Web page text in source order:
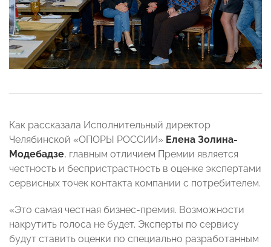
Как рассказала Исполнительный директор
Челябинской «ОПОРЫ РОССИИ» Елена Золина-
Модебадзе, главным отличием Премии является
честность и беспристрастность в оценке экспертами
сервисных точек контакта компании с потребителем.
«Это самая честная бизнес-премия. Возможности
накрутить голоса не будет. Эксперты по сервису
будут ставить оценки по специально разработанным